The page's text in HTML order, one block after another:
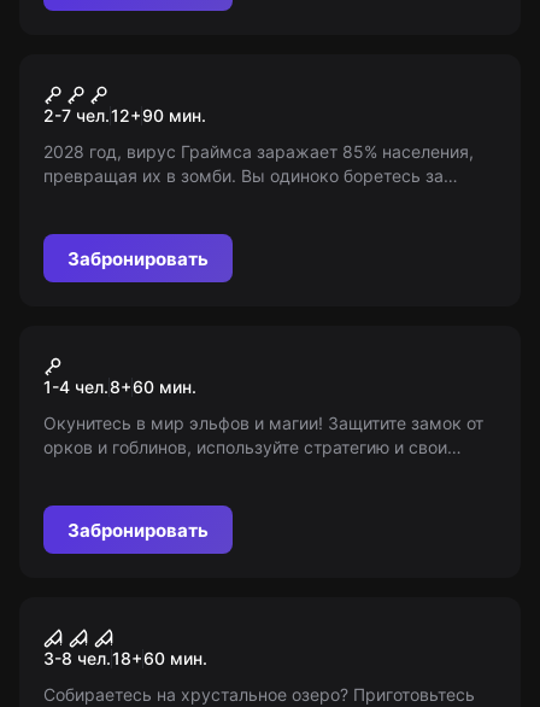
Убежище 216
2-7 чел.12+90 мин.
2028 год, вирус Граймса заражает 85% населения,
превращая их в зомби. Вы одиноко боретесь за
Забронировать
Elven Assassin
1-4 чел.8+60 мин.
Окунитесь в мир эльфов и магии! Защитите замок от
орков и гоблинов, используйте стратегию и свои
Забронировать
Пятница 13-е: Джейсон
3-8 чел.18+60 мин.
Собираетесь на хрустальное озеро? Приготовьтесь